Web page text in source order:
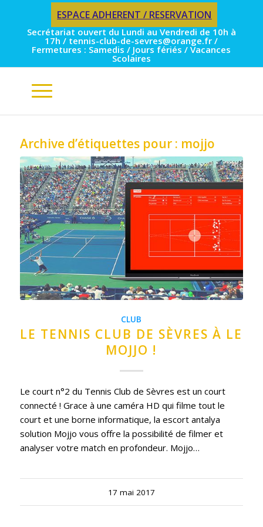
ESPACE ADHERENT / RESERVATION
Secrétariat ouvert du Lundi au Vendredi de 10h à
17h / tennis-club-de-sevres@orange.fr /
Fermetures : Samedis / Jours fériés / Vacances
Scolaires
Archive d’étiquettes pour : mojjo
CLUB
LE TENNIS CLUB DE SÈVRES À LE
MOJJO !
Le court n°2 du Tennis Club de Sèvres est un court
connecté ! Grace à une caméra HD qui filme tout le
court et une borne informatique, la escort antalya
solution Mojjo vous offre la possibilité de filmer et
analyser votre match en profondeur. Mojjo…
17 mai 2017